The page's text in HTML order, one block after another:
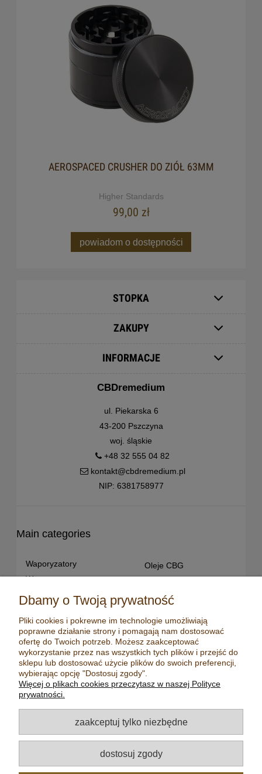
AEROSPACED CRUSHER DO ZIÓŁ 63MM
Higher Standards
99,00 zł
powiadom o dostępności
STOPKA
ZAKUPY
INFORMACJE
CBDremedium
ul. Piekarska 6
43-200 Pszczyna
woj. śląskie
+48 32 555 04 82
kontakt@cbdremedium.pl
NIP: 6381758977
Main categories
Waporyzatory
Waporyzatory
Waporyzatory manualne
Waporyzatory
stacjonarne
Premium vaporizers
Waporyzatory
konwekcyjne
Zestawy z
waporyzatorem
Oleje CBD 5%
Oleje CBG
Susz konopny
CBD dla zwierząt
Młynki/ Grindery
Zapalniczki
Maści konopne
Mydła konopne
Aromatyzery
Olejki eteryczne
Herbaty
Dbamy o Twoją prywatność
Pliki cookies i pokrewne im technologie umożliwiają
poprawne działanie strony i pomagają nam dostosować
ofertę do Twoich potrzeb. Możesz zaakceptować
wykorzystanie przez nas wszystkich tych plików i przejść do
sklepu lub dostosować użycie plików do swoich preferencji,
wybierając opcję "Dostosuj zgody".
Więcej o plikach cookies przeczytasz w naszej Polityce
prywatności.
zaakceptuj tylko niezbędne
dostosuj zgody